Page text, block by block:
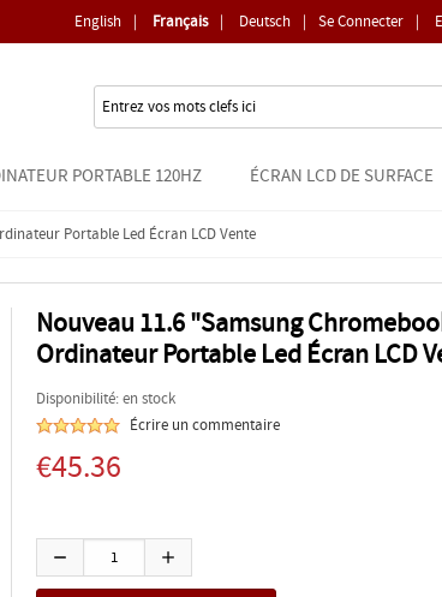
Se Connecter |
English | Français | Deutsch |
PORTABLE 120HZ ÉCRAN LCD DE SURFACE
Portable Led Écran LCD Vente
Nouveau 11.6 "Samsung
Ordinateur Portable Led Écran LCD
Disponibilité: en stock
Écrire un commentaire
€45.36